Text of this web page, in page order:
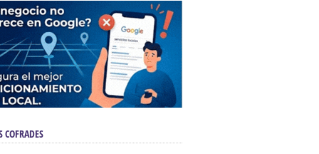
COFRADES